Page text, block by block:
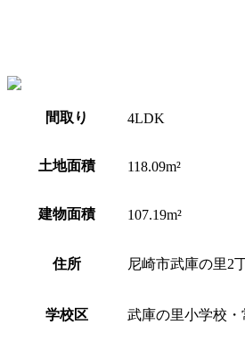
間取り 4LDK
土地面積 118.09m²
建物面積 107.19m²
住所 尼崎市武庫の里2
学校区 武庫の里小学校・